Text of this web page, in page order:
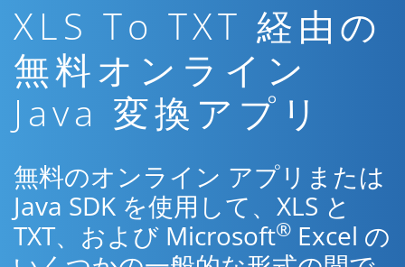
XLS To TXT 経由の
無料オンライン
Java 変換アプリ
無料のオンライン アプリまたは
Java SDK を使用して、XLS と
TXT、および Microsoft® Excel の